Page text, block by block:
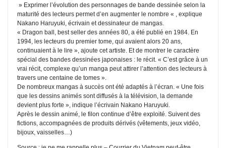
» Exprimer l’évolution des personnages de bande dessinée selon la
maturité des lecteurs permet d’en augmenter le nombre « , explique
Nakano Haruyuki, écrivain et dessinateur de mangas.
« Dragon ball, best seller des années 80, a été publié en 1984. En
1994, les lecteurs du premier tome, qui avaient alors 20 ans,
continuaient à le lire », ajoute cet artiste. Et de montrer le caractère
spécial des bandes dessinées japonaises : le récit. « C’est grâce à un
vrai récit, complexe qu’un manga peut attirer l’attention des lecteurs à
travers une centaine de tomes ».
De nombreux mangas à succès ont été adaptés à l’écran. « Une fois
que les dessins animés sont diffusés à la télévision, la demande
devient plus forte », indique l’écrivain Nakano Haruyuki.
Après le dessin animé, le filon continue d’être exploité. Suivent des
fictions, accompagnées de produits dérivés (vêtements, jeux vidéo,
bijoux, vaisselles…)